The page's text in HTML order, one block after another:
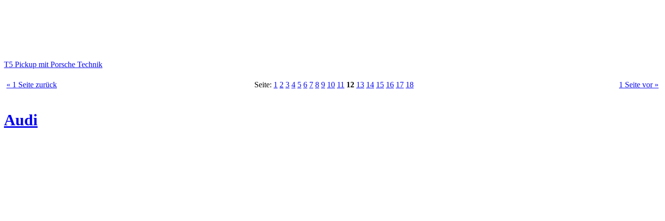
T5 Pickup mit Porsche Technik
« 1 Seite zurück Seite: 1 2 3 4 5 6 7 8 9 10 11 12 13 14 15 16 17 18 1 Seite vor »
Audi